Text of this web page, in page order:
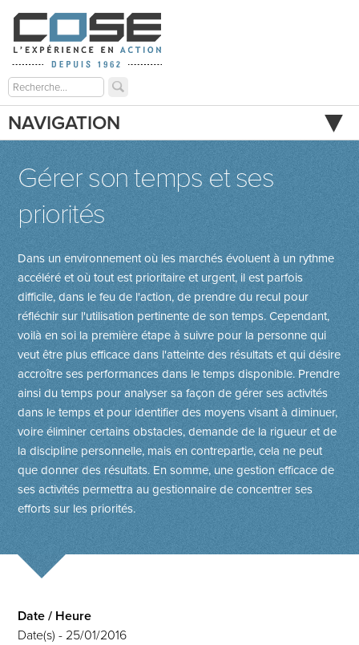
NAVIGATION
Gérer son temps et ses
priorités
Dans un environnement où les marchés évoluent à un rythme
accéléré et où tout est prioritaire et urgent, il est parfois
difficile, dans le feu de l'action, de prendre du recul pour
réfléchir sur l'utilisation pertinente de son temps. Cependant,
voilà en soi la première étape à suivre pour la personne qui
veut être plus efficace dans l'atteinte des résultats et qui désire
accroître ses performances dans le temps disponible. Prendre
ainsi du temps pour analyser sa façon de gérer ses activités
dans le temps et pour identifier des moyens visant à diminuer,
voire éliminer certains obstacles, demande de la rigueur et de
la discipline personnelle, mais en contrepartie, cela ne peut
que donner des résultats. En somme, une gestion efficace de
ses activités permettra au gestionnaire de concentrer ses
efforts sur les priorités.
Date / Heure
Date(s) - 25/01/2016